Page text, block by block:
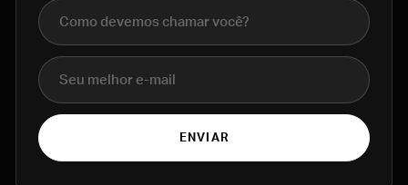
Nome completo
E-mail
ENVIAR